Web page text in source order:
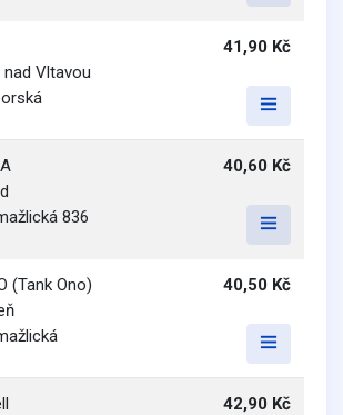
nad Vltavou
41,90 Kč
836
40,60 Kč
(Tank Ono)
40,50 Kč
42,90 Kč